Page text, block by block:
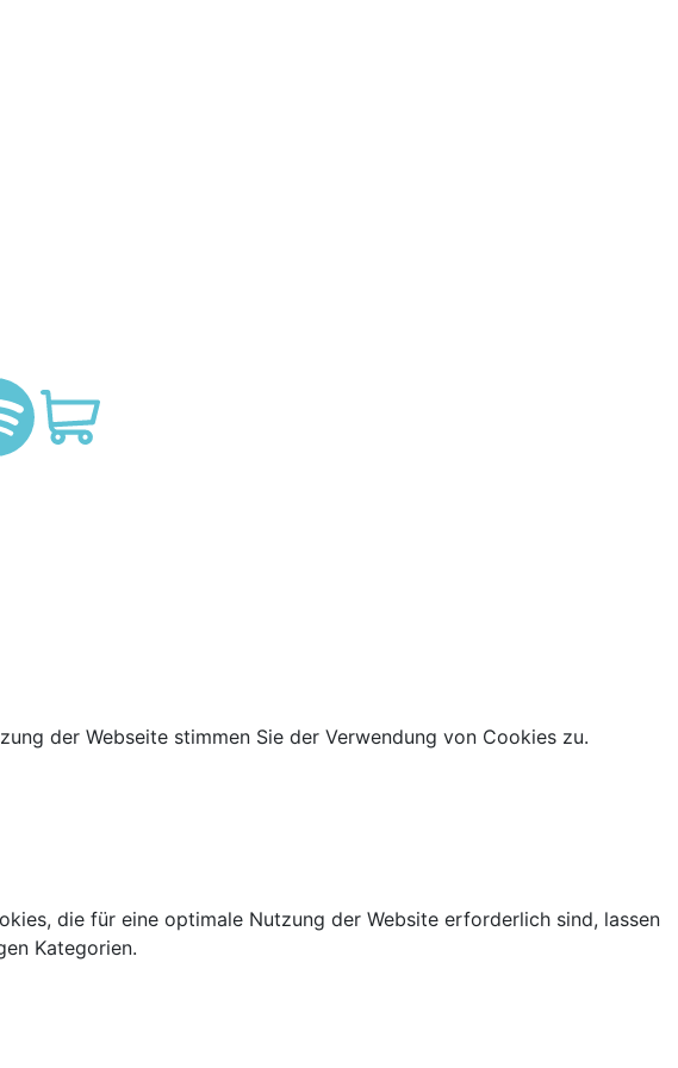
der Webseite stimmen Sie der Verwendung von Cookies zu.
die für eine optimale Nutzung der Website erforderlich sind, lassen
Kategorien.